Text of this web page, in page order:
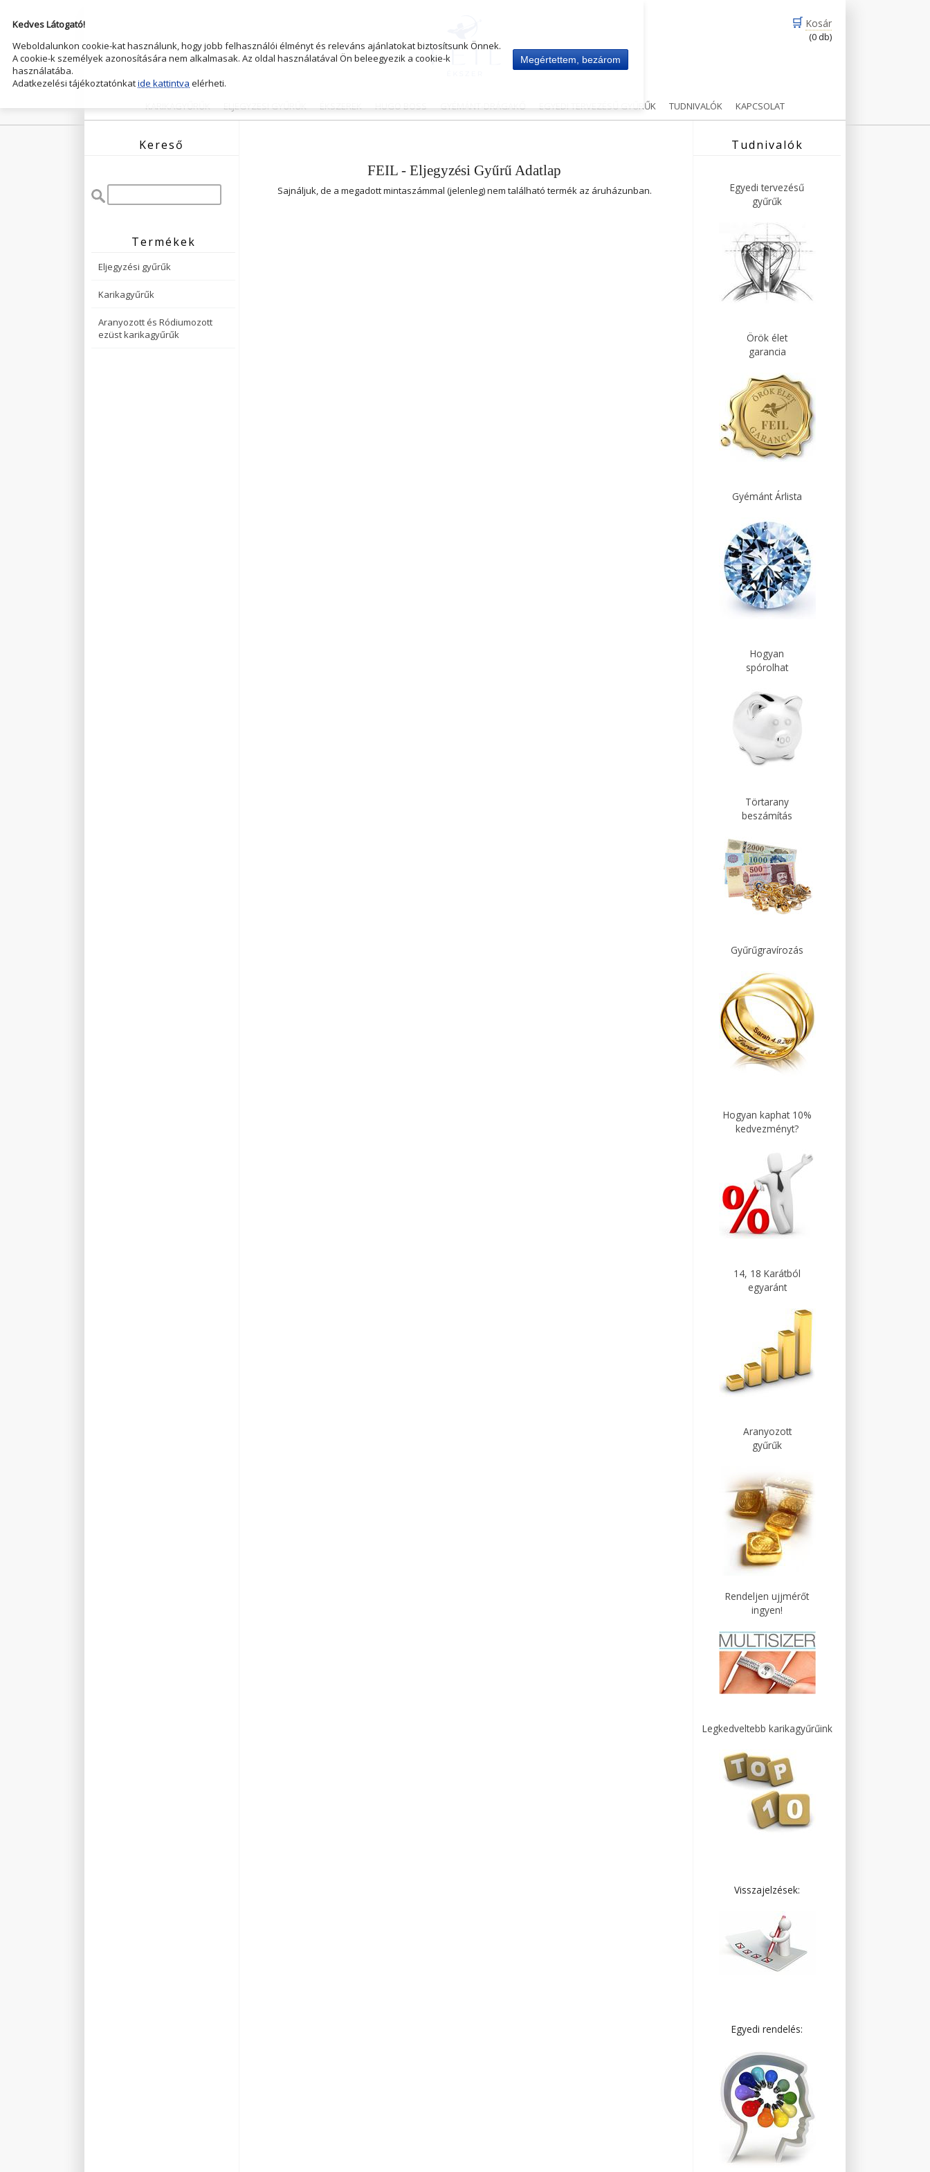
🛒 Kosár
(0 db)
KARIKAGYŰRŰK ELJEGYZESI GYŰRŰK ÉKSZEREK HUGO BOSS GYÉMÁNT-DRÁGAKŐ EGYEDI TERVEZÉSŰ GYŰRŰK TUDNIVALÓK KAPCSOLAT
Kereső
Termékek
Eljegyzési gyűrűk
Karikagyűrűk
Aranyozott és Ródiumozott
ezüst karikagyűrűk
FEIL - Eljegyzési Gyűrű Adatlap
Sajnáljuk, de a megadott mintaszámmal (jelenleg) nem található termék az áruházunban.
Tudnivalók
Egyedi tervezésű
gyűrűk
Örök élet
garancia
Gyémánt Árlista
Hogyan
spórolhat
Törtarany
beszámítás
Gyűrűgravírozás
Hogyan kaphat 10%
kedvezményt?
14, 18 Karátból
egyaránt
Aranyozott
gyűrűk
Rendeljen ujjmérőt
ingyen!
Legkedveltebb karikagyűrűink
Visszajelzések:
Egyedi rendelés:
Kedves Látogató!
Weboldalunkon cookie-kat használunk, hogy jobb felhasználói élményt és releváns ajánlatokat biztosítsunk Önnek.
A cookie-k személyek azonosítására nem alkalmasak. Az oldal használatával Ön beleegyezik a cookie-k
használatába.
Adatkezelési tájékoztatónkatide kattintva elérheti.
Megértettem, bezárom